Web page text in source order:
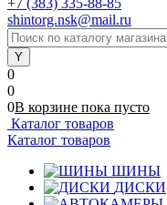
+7 (383) 335-88-85
shintorg.nsk@mail.ru
0
0
0В корзине пока пусто
Каталог товаров
Каталог товаров
ШИНЫ
ДИСКИ